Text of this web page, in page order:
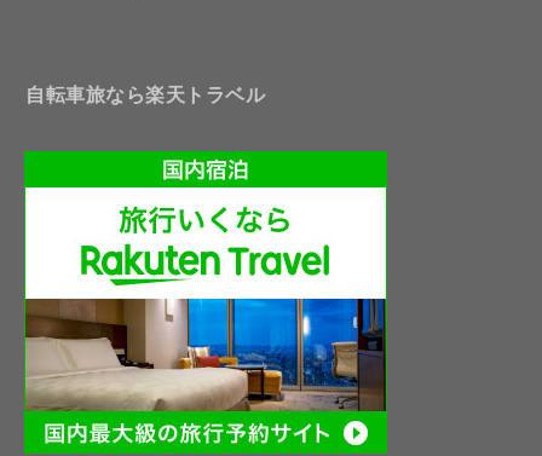
自転車旅なら楽天トラベル